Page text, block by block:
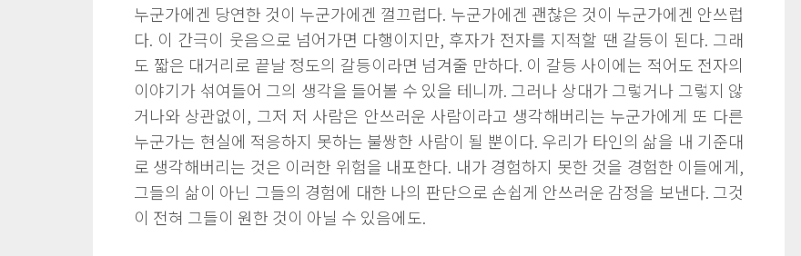
누군가에겐 당연한 것이 누군가에겐 껄끄럽다. 누군가에겐 괜찮은 것이 누군가에겐 안쓰럽
다. 이 간극이 웃음으로 넘어가면 다행이지만, 후자가 전자를 지적할 땐 갈등이 된다. 그래
도 짧은 대거리로 끝날 정도의 갈등이라면 넘겨줄 만하다. 이 갈등 사이에는 적어도 전자의
이야기가 섞여들어 그의 생각을 들어볼 수 있을 테니까. 그러나 상대가 그렇거나 그렇지 않
거나와 상관없이, 그저 저 사람은 안쓰러운 사람이라고 생각해버리는 누군가에게 또 다른
누군가는 현실에 적응하지 못하는 불쌍한 사람이 될 뿐이다. 우리가 타인의 삶을 내 기준대
로 생각해버리는 것은 이러한 위험을 내포한다. 내가 경험하지 못한 것을 경험한 이들에게,
그들의 삶이 아닌 그들의 경험에 대한 나의 판단으로 손쉽게 안쓰러운 감정을 보낸다. 그것
이 전혀 그들이 원한 것이 아닐 수 있음에도.